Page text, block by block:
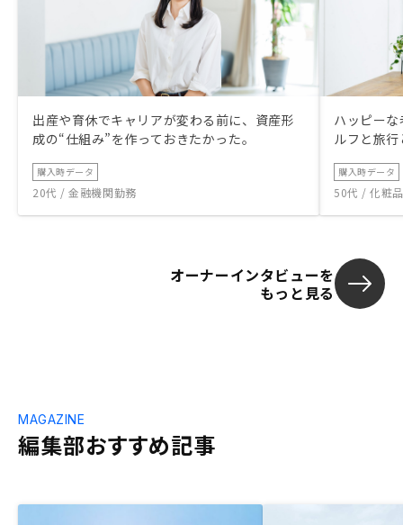
出産や育休でキャリアが変わる前に、資産形
成の“仕組み”を作っておきたかった。
購入時データ
20代 / 金融機関勤務
ハッピー
ルフと旅
購入時データ
50代 / 化粧
オーナーインタビューを
もっと見る
編集部おすすめ記事
MAGAZINE